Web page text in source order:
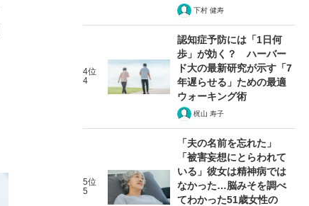
下村 健寿
4位
4
認知症予防には「1日何
歩」が効く？ ハーバー
ド大の最新研究が示す「7
年遅らせる」ための最適
ウォーキング術
梶山 寿子
5位
5
「夫の名前を忘れた」
「被害妄想にとらわれて
いる」彼女は精神病では
なかった…脳みそを調べ
てわかった51歳女性の